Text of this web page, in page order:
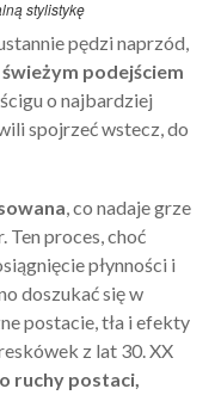
stylistykę
pędzi naprzód,
podejściem
o najbardziej
spojrzeć wstecz, do
, co nadaje grze
proces, choć
płynności i
doszukać się w
postacie, tła i efekty
z lat 30. XX
ruchy postaci,